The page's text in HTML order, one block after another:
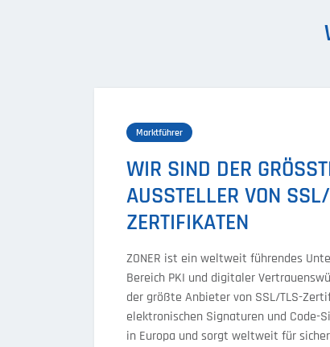
Marktführer
WIR SIND DER GRÖSSTE
USSTELLER VON SSL/
ERTIFIKATEN
ZONER ist ein weltweit führendes
Bereich PKI und digitaler
der größte Anbieter von SSL/TLS-
elektronischen Signaturen und Code-
in Europa und sorgt weltweit für